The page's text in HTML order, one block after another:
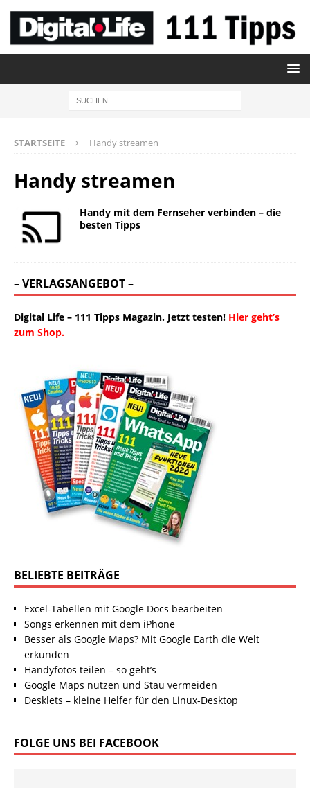
STARTSEITE Handy streamen
Handy streamen
Handy mit dem Fernseher verbinden – die
besten Tipps
– VERLAGSANGEBOT –
Digital Life – 111 Tipps Magazin. Jetzt testen! Hier geht’s
zum Shop.
BELIEBTE BEITRÄGE
Excel-Tabellen mit Google Docs bearbeiten
Songs erkennen mit dem iPhone
Besser als Google Maps? Mit Google Earth die Welt
erkunden
Handyfotos teilen – so geht’s
Google Maps nutzen und Stau vermeiden
Desklets – kleine Helfer für den Linux-Desktop
FOLGE UNS BEI FACEBOOK